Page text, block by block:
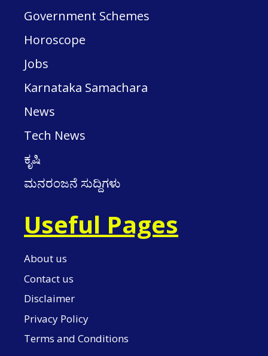
Government Schemes
Horoscope
Jobs
Karnataka Samachara
News
Tech News
ಕೃಷಿ
ಮನರಂಜನೆ ಸುದ್ದಿಗಳು
Useful Pages
About us
Contact us
Disclaimer
Privacy Policy
Terms and Conditions